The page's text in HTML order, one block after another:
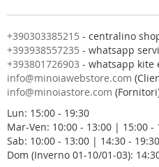
n
o
s
t
r
a
e
w
s
l
+390303385215 - centralino
+393938557235 - whatsapp
+393801726903 - whatsapp kite
info@minoiawebstore.com
info@minoiastore.com
Lun: 15:00 - 19:30
Mar-Ven: 10:00 - 13:00 | 15:00 -
Sab: 10:00 - 13:00 | 14:30 - 19:30
Dom (Inverno 01-10/01-03):